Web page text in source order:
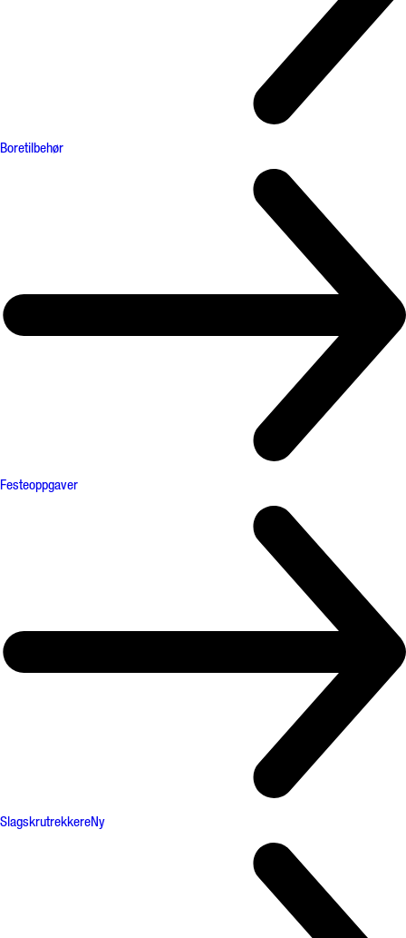
Boretilbehør
Festeoppgaver
SlagskrutrekkereNy